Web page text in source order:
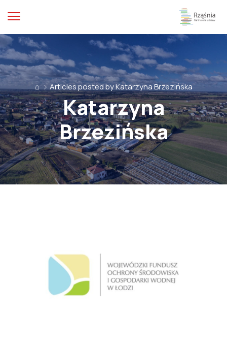
⌂ Articles posted by Katarzyna Brzezińska
Katarzyna
Brzezińska